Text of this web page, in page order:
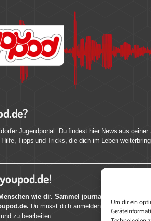
Um dir ein
Jugendportal. Du findest hier News aus
Tipps und Tricks, die dich im Leben
wie dir. Sammel journalistische
Du musst dich anmelden, um alle
zu bearbeiten.